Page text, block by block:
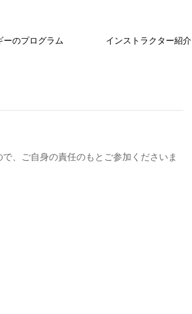
ーのプログラム インストラクター紹介
、ご自身の責任のもとご参加くださいま